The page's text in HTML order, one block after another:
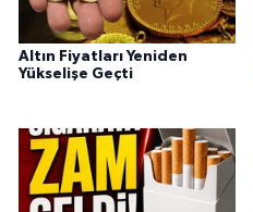
Altın Fiyatları Yeniden
Yükselişe Geçti